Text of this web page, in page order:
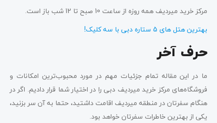
مرکز خرید میردیف همه روزه از ساعت 10 صبح تا 12 شب باز است.
بهترین هتل های 5 ستاره دبی با سه کلیک!
حرف آخر
ما در این مقاله تمام جزئیات مهم در مورد محبوب‌ترین امکانات و
فروشگاه‌های مرکز خرید میردیف دبی را در اختیار شما قرار دادیم. اگر در
هنگام سفرتان در منطقه میردیف اقامت داشتید، حتما به آن سر بزنید،
یکی از بهترین خاطرات سفرتان خواهد بود.